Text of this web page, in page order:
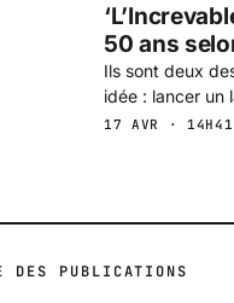
50 ans
Ils sont deux
idée : lancer un
17 AVR · 14H41
DES PUBLICATIONS